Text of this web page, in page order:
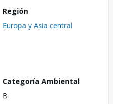
Región
Europa y Asia central
Categoría Ambiental
B